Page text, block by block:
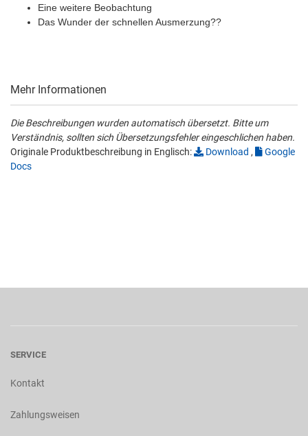
Eine weitere Beobachtung
Das Wunder der schnellen Ausmerzung??
Mehr Informationen
Die Beschreibungen wurden automatisch übersetzt. Bitte um
Verständnis, sollten sich Übersetzungsfehler eingeschlichen haben.
Originale Produktbeschreibung in Englisch:
Download ,
Google
Docs
SERVICE
Kontakt
Zahlungsweisen